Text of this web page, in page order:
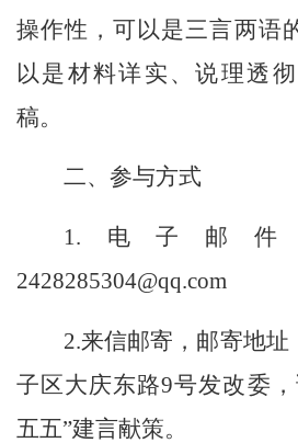
操作性，可以是三言两语
以是材料详实、说理透
稿。
二、参与方式
1. 电子邮件
2428285304@qq.com
2.来信邮寄， 邮寄地址
子区大庆东路9号发改委
五五”建言献策。